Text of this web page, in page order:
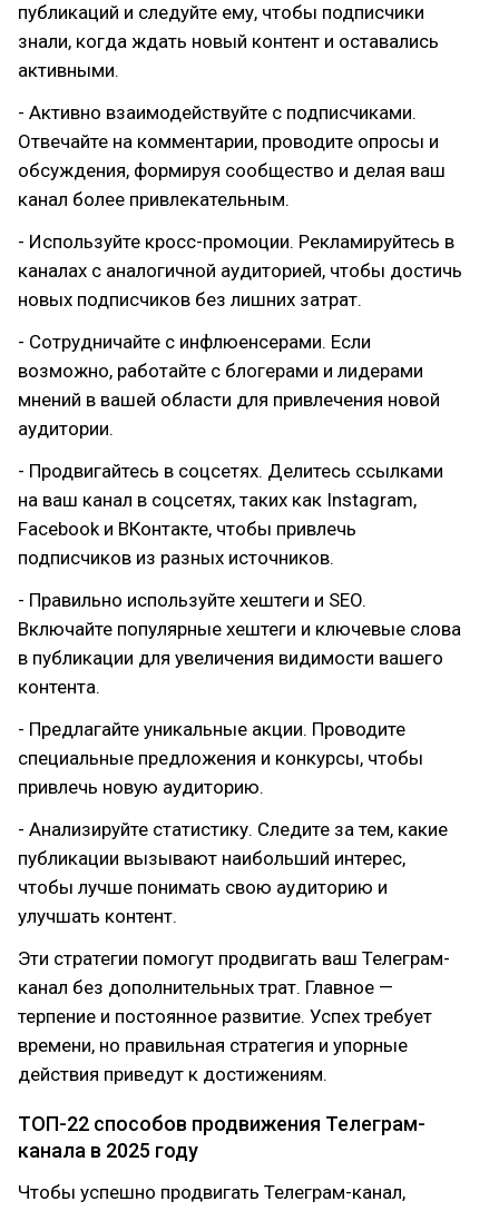
публикаций и следуйте ему, чтобы подписчики
знали, когда ждать новый контент и оставались
активными.
- Активно взаимодействуйте с подписчиками.
Отвечайте на комментарии, проводите опросы и
обсуждения, формируя сообщество и делая ваш
канал более привлекательным.
- Используйте кросс-промоции. Рекламируйтесь в
каналах с аналогичной аудиторией, чтобы достичь
новых подписчиков без лишних затрат.
- Сотрудничайте с инфлюенсерами. Если
возможно, работайте с блогерами и лидерами
мнений в вашей области для привлечения новой
аудитории.
- Продвигайтесь в соцсетях. Делитесь ссылками
на ваш канал в соцсетях, таких как Instagram,
Facebook и ВКонтакте, чтобы привлечь
подписчиков из разных источников.
- Правильно используйте хештеги и SEO.
Включайте популярные хештеги и ключевые слова
в публикации для увеличения видимости вашего
контента.
- Предлагайте уникальные акции. Проводите
специальные предложения и конкурсы, чтобы
привлечь новую аудиторию.
- Анализируйте статистику. Следите за тем, какие
публикации вызывают наибольший интерес,
чтобы лучше понимать свою аудиторию и
улучшать контент.
Эти стратегии помогут продвигать ваш Телеграм-
канал без дополнительных трат. Главное —
терпение и постоянное развитие. Успех требует
времени, но правильная стратегия и упорные
действия приведут к достижениям.
ТОП-22 способов продвижения Телеграм-
канала в 2025 году
Чтобы успешно продвигать Телеграм-канал,